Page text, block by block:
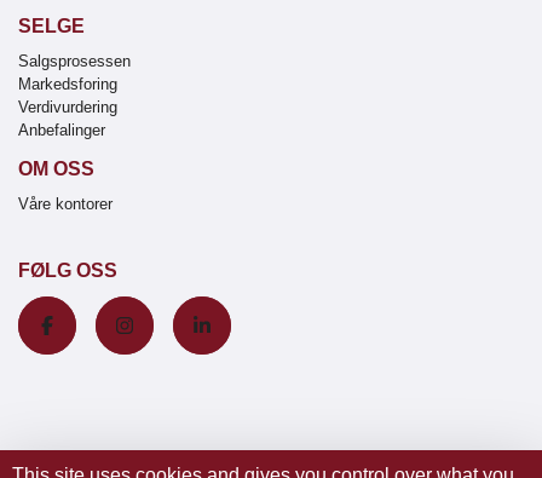
SELGE
Salgsprosessen
Markedsforing
Verdivurdering
Anbefalinger
OM OSS
Våre kontorer
FØLG OSS